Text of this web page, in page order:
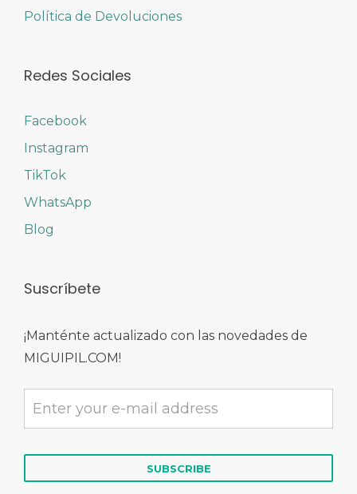
Política de Devoluciones
Redes Sociales
Facebook
Instagram
TikTok
WhatsApp
Blog
Suscríbete
¡Manténte actualizado con las novedades de
MIGUIPIL.COM!